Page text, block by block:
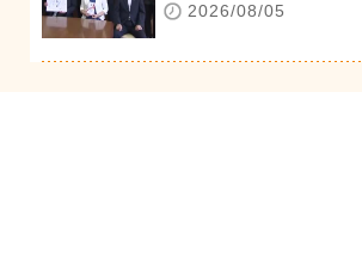
2026/08/05